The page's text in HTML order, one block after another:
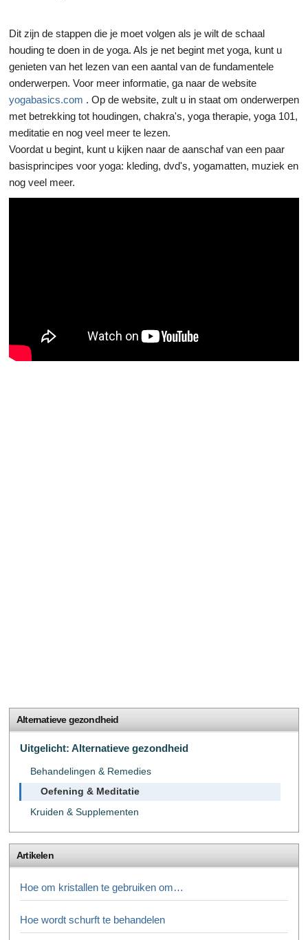
Dit zijn de stappen die je moet volgen als je wilt de schaal
houding te doen in de yoga. Als je net begint met yoga, kunt u
genieten van het lezen van een aantal van de fundamentele
onderwerpen. Voor meer informatie, ga naar de website
yogabasics.com . Op de website, zult u in staat om onderwerpen
met betrekking tot houdingen, chakra's, yoga therapie, yoga 101,
meditatie en nog veel meer te lezen.
Voordat u begint, kunt u kijken naar de aanschaf van een paar
basisprincipes voor yoga: kleding, dvd's, yogamatten, muziek en
nog veel meer.
Alternatieve gezondheid
Uitgelicht: Alternatieve gezondheid
Behandelingen & Remedies
Oefening & Meditatie
Kruiden & Supplementen
Artikelen
Hoe om kristallen te gebruiken om…
Hoe wordt schurft te behandelen